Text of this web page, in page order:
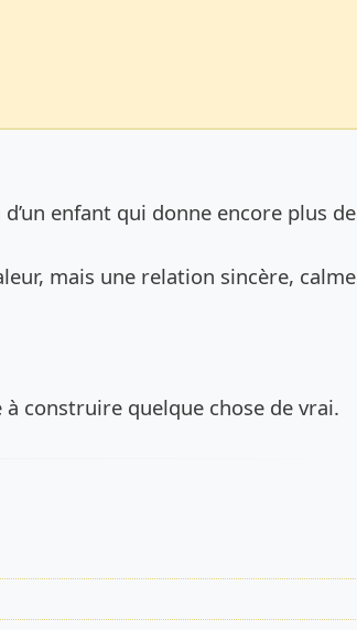
enfant qui donne encore plus de
mais une relation sincère, calme
construire quelque chose de vrai.